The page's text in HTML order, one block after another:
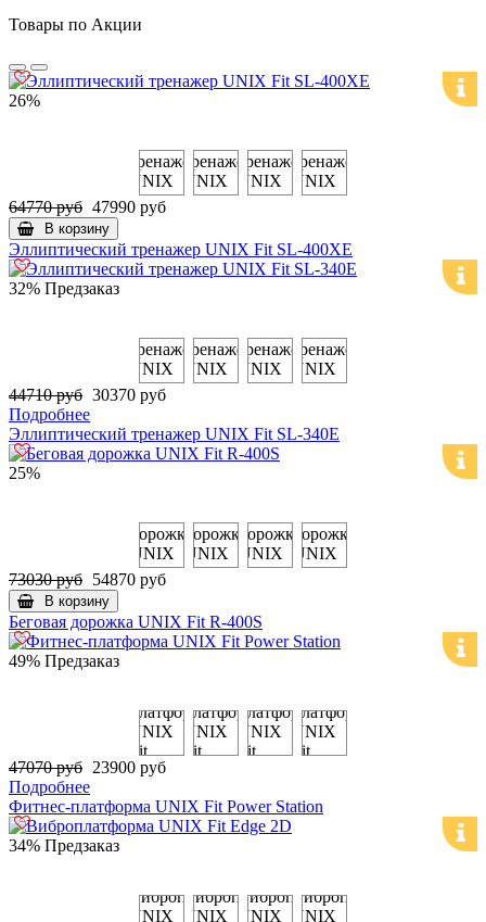
Товары по Акции
26%
64770 руб 47990 руб
В корзину
Эллиптический тренажер UNIX Fit SL-400XE
32% Предзаказ
44710 руб 30370 руб
Подробнее
Эллиптический тренажер UNIX Fit SL-340E
25%
73030 руб 54870 руб
В корзину
Беговая дорожка UNIX Fit R-400S
49% Предзаказ
47070 руб 23900 руб
Подробнее
Фитнес-платформа UNIX Fit Power Station
34% Предзаказ